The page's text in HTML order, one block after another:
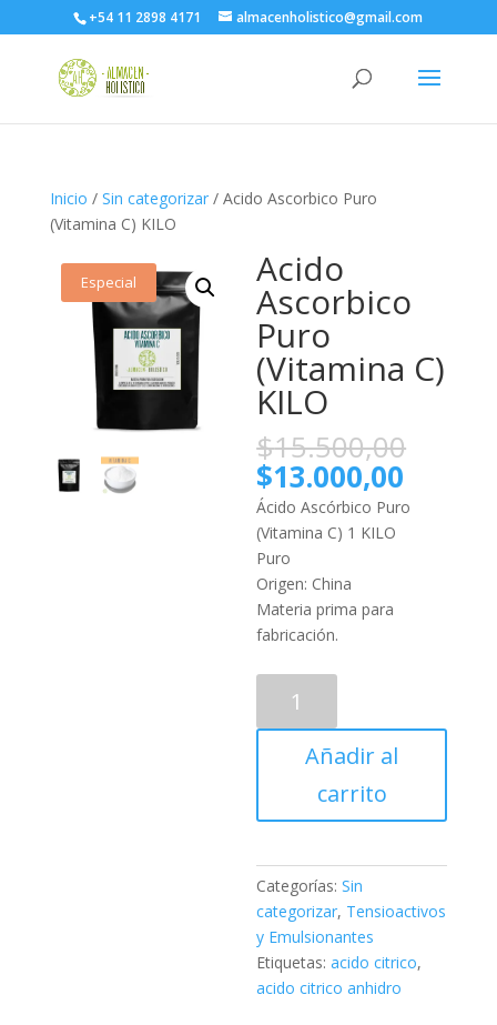
+54 11 2898 4171 almacenholistico@gmail.com
Inicio / Sin categorizar/ Acido Ascorbico Puro
(Vitamina C) KILO
Especial Acido
Ascorbico
Puro
(Vitamina C)
KILO
$15.500,00
$13.000,00
precio
actual
Ácido Ascórbico Puro
(Vitamina C) 1 KILO
Puro
Origen: China
Materia prima para
fabricación.
Ascorbico
Puro
(Vitamina
KILO
Añadir al
carrito
Categorías:Sin
categorizar, Tensioactivos
y Emulsionantes
Etiquetas:acido citrico,
acido citrico anhidro